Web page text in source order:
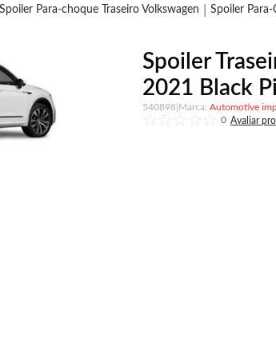
Spoiler Para-choque Traseiro Volkswagen Spoiler Para-
Spoiler
2021 Black
540898
Automotive
0